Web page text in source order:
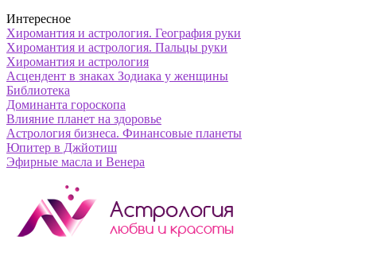
Интересное
Хиромантия и астрология. География руки
Хиромантия и астрология. Пальцы руки
Хиромантия и астрология
Асцендент в знаках Зодиака у женщины
Библиотека
Доминанта гороскопа
Влияние планет на здоровье
Астрология бизнеса. Финансовые планеты
Юпитер в Джйотиш
Эфирные масла и Венера